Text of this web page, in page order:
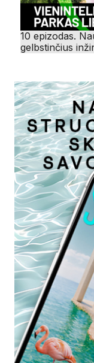
10 epizodas.
gelbstinčius